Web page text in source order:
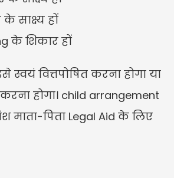
के साक्ष्य हों
के शिकार हों
स्वयं वित्तपोषित करना होगा या
करना होगा। child arrangement
माता-पिता Legal Aid के लिए